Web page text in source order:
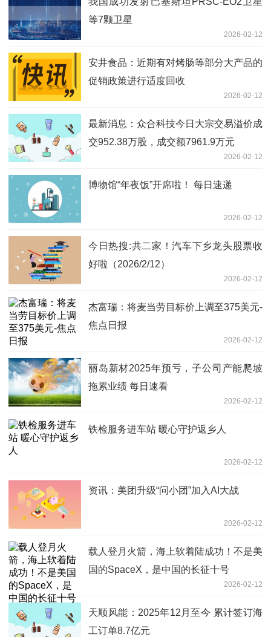
等7颗卫星
2026-02-12
安井食品：近期有对烤肠等部分大产品的
促销政策进行适度回收
2026-02-12
最新消息：众合科技今日大宗交易溢价成
交952.38万股，成交额7961.9万元
2026-02-12
博物馆“年夜饭”开席啦！ 每日速递
2026-02-12
今日热搜:共二家！汽车下乡龙头股票收
好啦（2026/2/12）
2026-02-12
杰富瑞：将麦当劳目标价上调至375美元-
焦点日报
2026-02-12
丽岛新材2025年预亏，子公司产能爬坡
拖累业绩 每日速看
2026-02-12
铁检服务进车站 暖心守护返乡人
2026-02-12
资讯：美团升级“问小团”加入AI大战
2026-02-12
载人登月火箭，海上软着陆成功！不是美
国的SpaceX，是中国的长征十号
2026-02-12
天顺风能：2025年12月至今 累计签订海
工订单8.7亿元